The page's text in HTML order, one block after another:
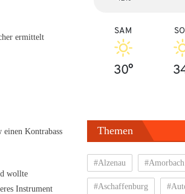
ermittelt
einen Kontrabass
wollte
Instrument
SAM
30°
Themen
#Alzenau #Amorbach
#Aschaffenburg